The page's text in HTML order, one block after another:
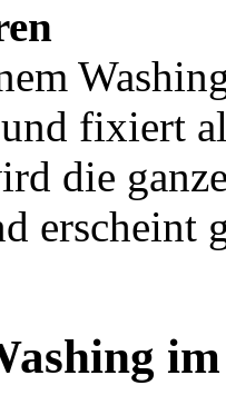
fixiert
die
erscheint